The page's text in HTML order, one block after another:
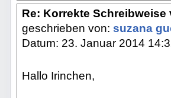
Re: Korrekte Schreibweise
geschrieben von: suzana
Datum: 23. Januar 2014
Hallo Irinchen,